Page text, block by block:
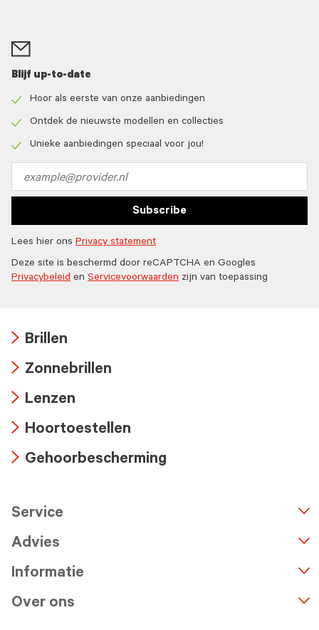
Blijf up-to-date
icon
Hoor als eerste van onze aanbiedingen
icon
Ontdek de nieuwste modellen en collecties
Unieke aanbiedingen speciaal voor jou!
address
Subscribe
Lees hier ons Privacy statement
Deze site is beschermd door reCAPTCHA en Googles
Privacybeleid en Servicevoorwaarden zijn van toepassing
icon
Brillen
icon
Zonnebrillen
icon
Lenzen
icon
Hoortoestellen
Gehoorbescherming
Service
Advies
Informatie
Over ons